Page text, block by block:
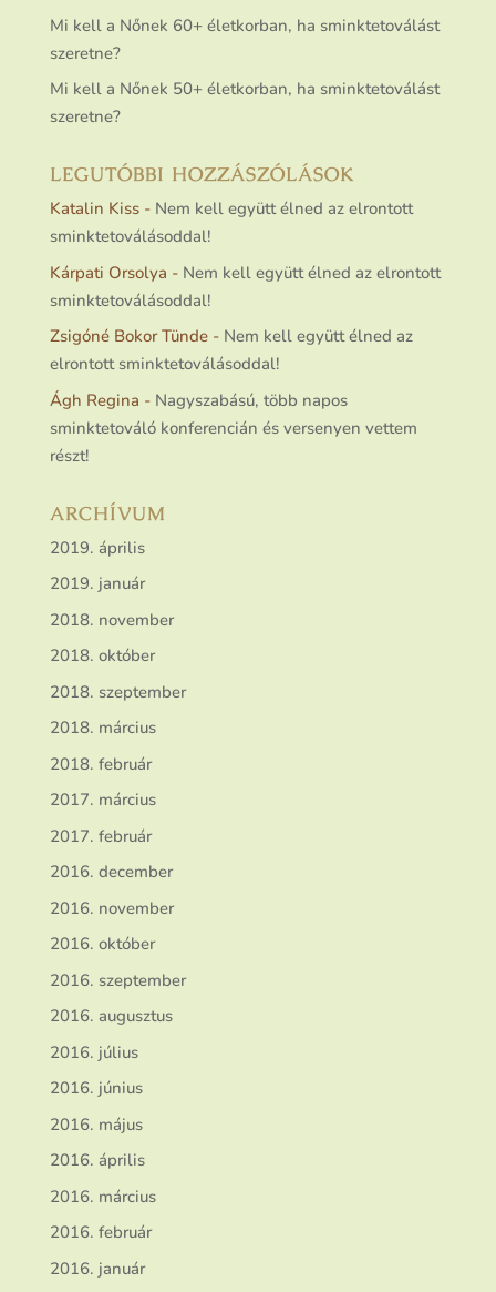
Mi kell a Nőnek 60+ életkorban, ha sminktetoválást
szeretne?
Mi kell a Nőnek 50+ életkorban, ha sminktetoválást
szeretne?
LEGUTÓBBI HOZZÁSZÓLÁSOK
Katalin Kiss- Nem kell együtt élned az elrontott
sminktetoválásoddal!
Kárpati Orsolya - Nem kell együtt élned az elrontott
sminktetoválásoddal!
Zsigóné Bokor Tünde- Nem kell együtt élned az
elrontott sminktetoválásoddal!
Ágh Regina - Nagyszabású, több napos
sminktetováló konferencián és versenyen vettem
részt!
ARCHÍVUM
2019. április
2019. január
2018. november
2018. október
2018. szeptember
2018. március
2018. február
2017. március
2017. február
2016. december
2016. november
2016. október
2016. szeptember
2016. augusztus
2016. július
2016. június
2016. május
2016. április
2016. március
2016. február
2016. január